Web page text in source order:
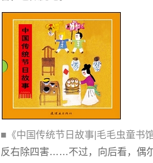
■《中国传统节日故事|毛毛虫童书
反右除四害……不过，向后看，偶